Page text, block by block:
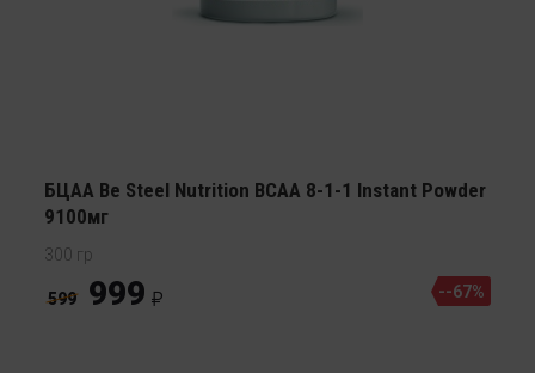
БЦАА Be Steel Nutrition BCAA 8-1-1 Instant Powder
9100мг
300 гр
599 999 --67%